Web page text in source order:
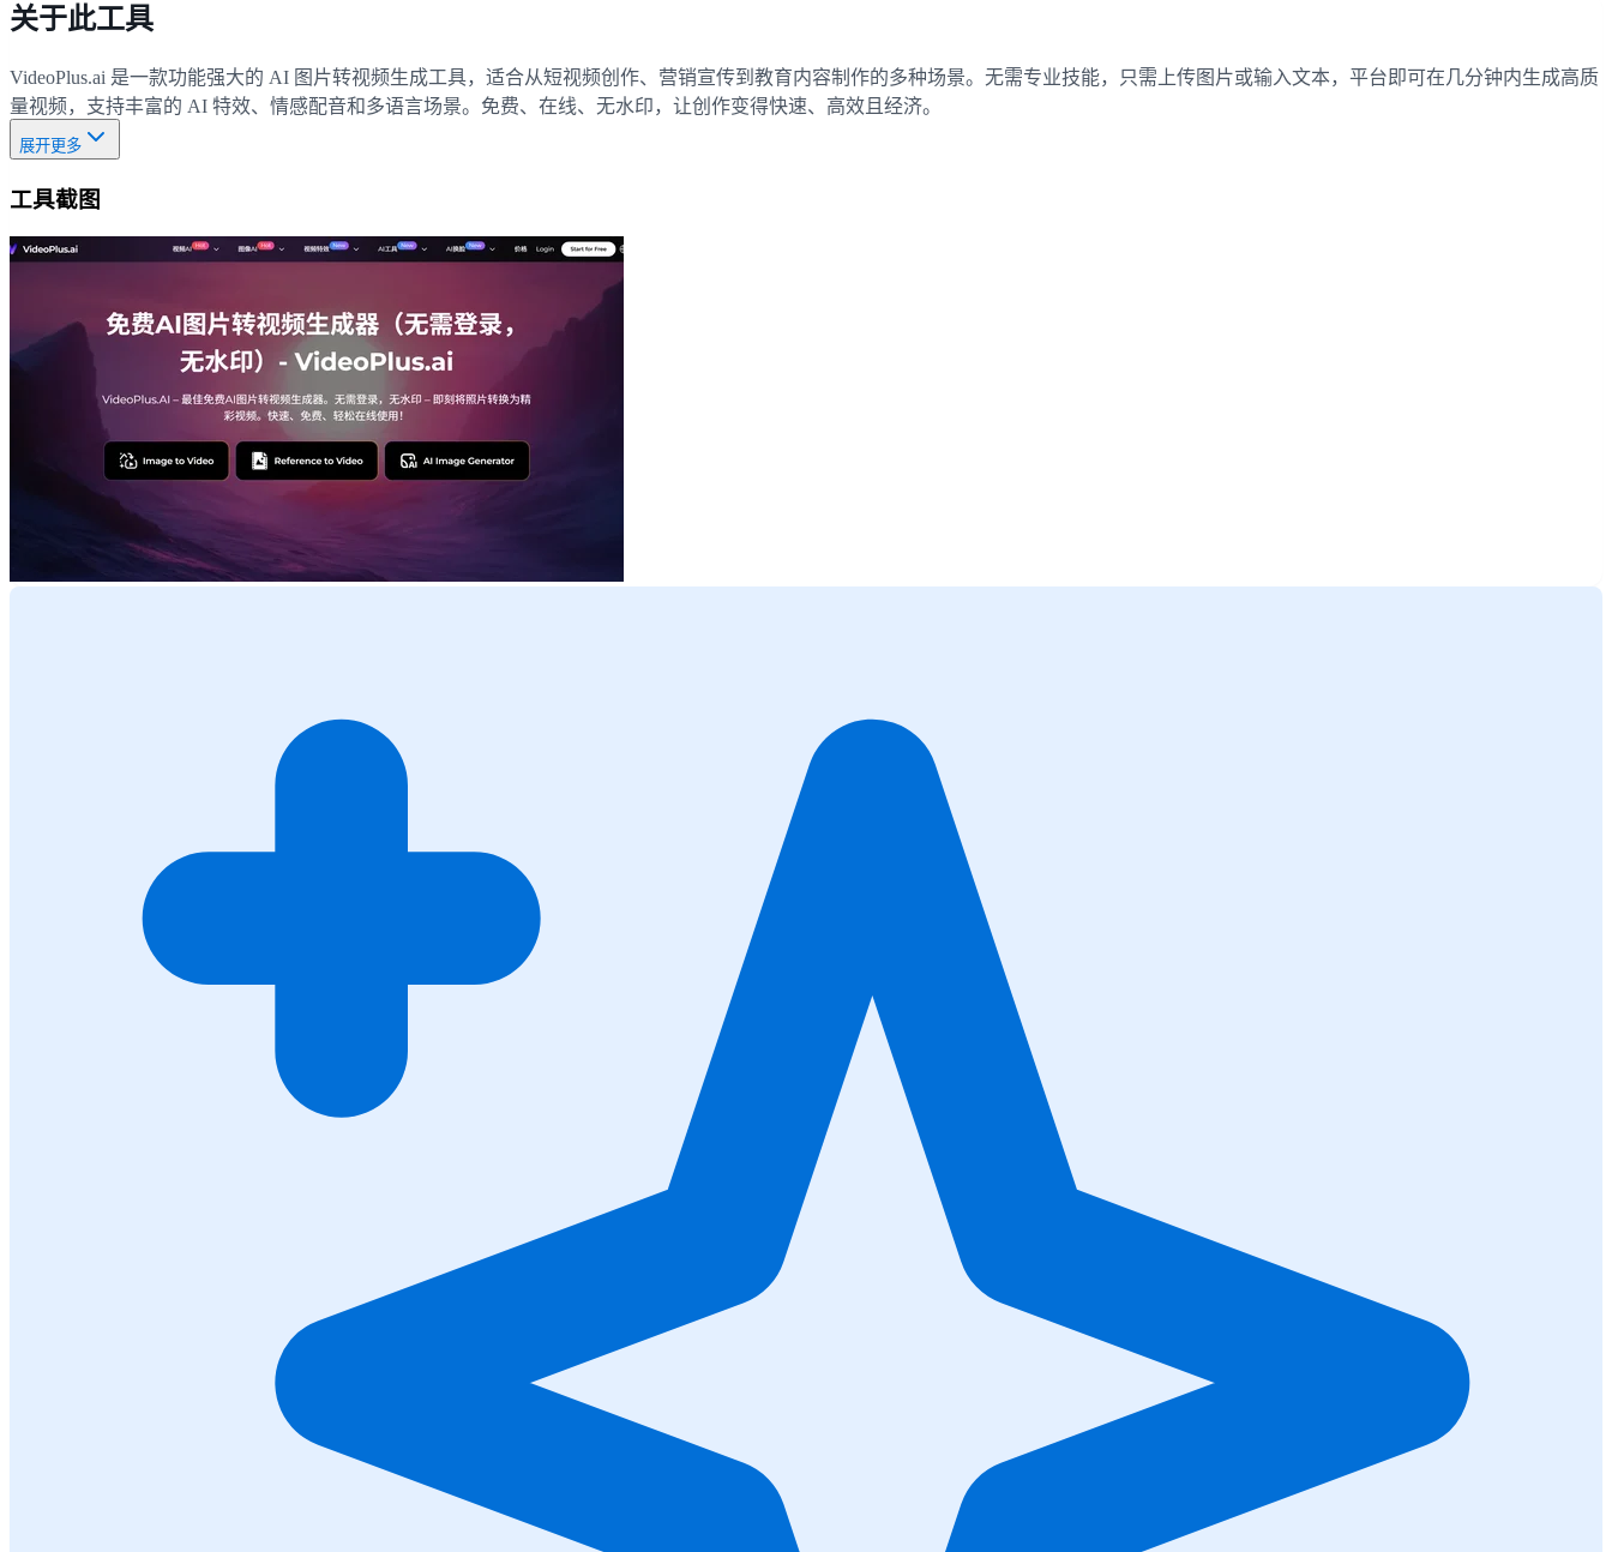
关于此工具
VideoPlus.ai 是一款功能强大的 AI 图片转视频生成工具，适合从短视频创作、营销宣传到教育内容制作的多种场景。无需专业技能，只需上传图片或输入文本，平台即可在几分钟内生成高质
量视频，支持丰富的 AI 特效、情感配音和多语言场景。免费、在线、无水印，让创作变得快速、高效且经济。
展开更多
工具截图